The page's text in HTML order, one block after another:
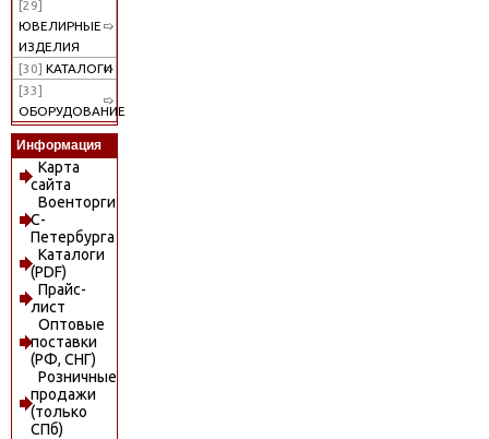
[29]
ЮВЕЛИРНЫЕ
ИЗДЕЛИЯ
[30] КАТАЛОГИ
[33]
ОБОРУДОВАНИЕ
Информация
Карта
сайта
Военторги
С-
Петербурга
Каталоги
(PDF)
Прайс-
лист
Оптовые
поставки
(РФ, СНГ)
Розничные
продажи
(только
СПб)